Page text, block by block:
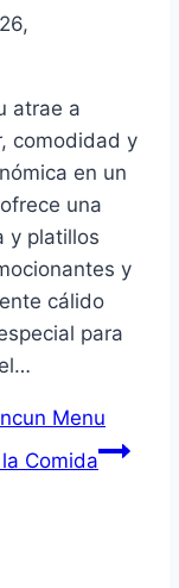
atrae a
comodidad y
en un
una
y platillos
y
cálido
para
Menu
Comida